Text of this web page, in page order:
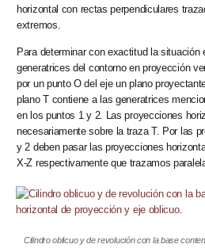
horizontal con rectas perpendiculares
extremos.
Para determinar con exactitud la situación
generatrices del contorno en proyección
por un punto O del eje un plano
plano T contiene a las generatrices
en los puntos 1 y 2. Las proyecciones
necesariamente sobre la traza T. Por las
y 2 deben pasar las proyecciones
X-Z respectivamente que trazamos
Cilindro oblicuo y de revolución con la base